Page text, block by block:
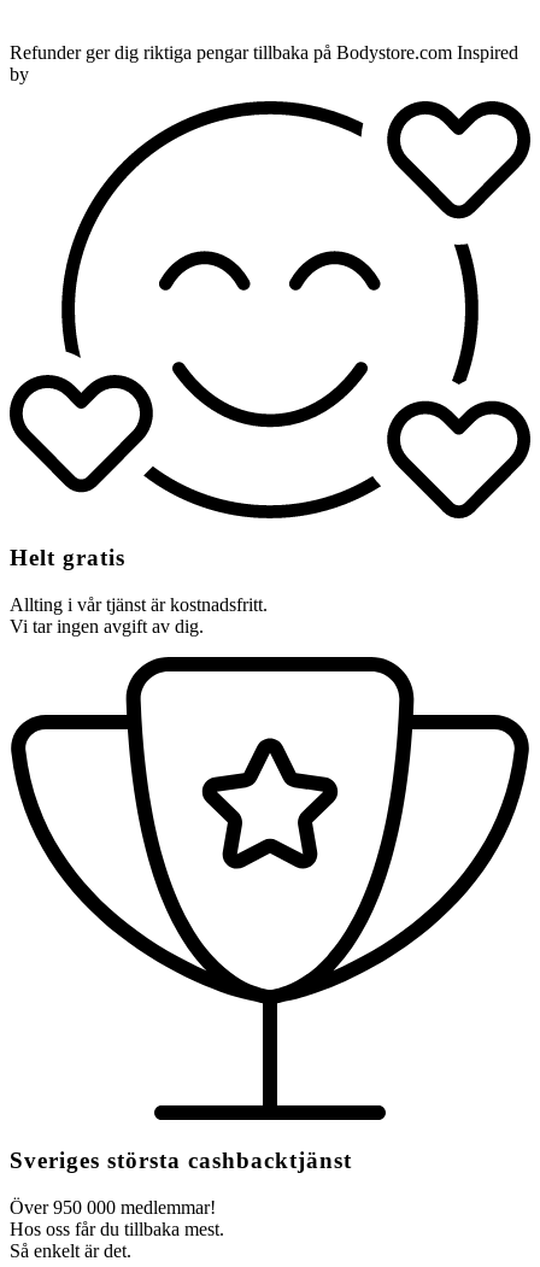
Refunder ger dig riktiga pengar tillbaka på Bodystore.com Inspired
by
Helt gratis
Allting i vår tjänst är kostnadsfritt.
Vi tar ingen avgift av dig.
Sveriges största cashbacktjänst
Över 950 000 medlemmar!
Hos oss får du tillbaka mest.
Så enkelt är det.